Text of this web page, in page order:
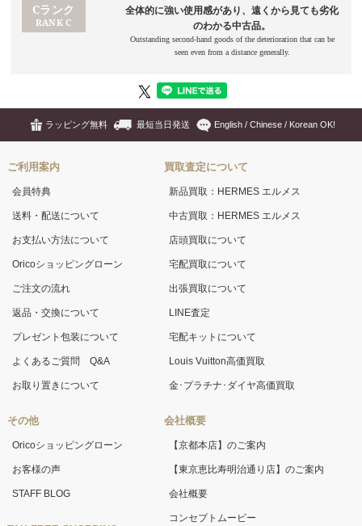
ラッピング無料 最短当日発送 English / Chinese / Korean OK!
ご利用案内
会員特典
送料・配送について
お支払い方法について
Oricoショッピングローン
ご注文の流れ
返品・交換について
プレゼント包装について
よくあるご質問 Q&A
お取り置きについて
その他
Oricoショッピングローン
お客様の声
STAFF BLOG
買取査定について
新品買取：HERMES エルメス
中古買取：HERMES エルメス
店頭買取について
宅配買取について
出張買取について
LINE査定
宅配キットについて
Louis Vuitton高価買取
金･プラチナ･ダイヤ高価買取
会社概要
【京都本店】のご案内
【東京恵比寿明治通り店】のご案内
会社概要
コンセプトムービー